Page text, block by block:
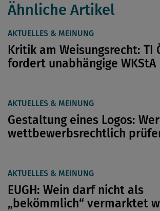
Ähnliche Artikel
AKTUELLES & MEINUNG
Kritik am Weisungsrecht: TI
fordert unabhängige WKStA
AKTUELLES & MEINUNG
Gestaltung eines Logos:
wettbewerbsrechtlich
AKTUELLES & MEINUNG
EUGH: Wein darf nicht als
„bekömmlich“ vermarktet